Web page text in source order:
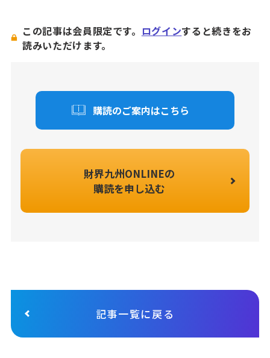
この記事は会員限定です。 ログインすると続きをお
読みいただけます。
購読のご案内はこちら
財界九州ONLINEの
購読を申し込む
記事一覧に戻る